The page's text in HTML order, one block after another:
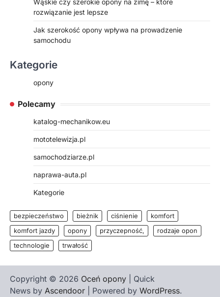
Wąskie czy szerokie opony na zimę – które
rozwiązanie jest lepsze
Jak szerokość opony wpływa na prowadzenie
samochodu
Kategorie
opony
Polecamy
katalog-mechanikow.eu
mototelewizja.pl
samochodziarze.pl
naprawa-auta.pl
Kategorie
bezpieczeństwo bieżnik ciśnienie
komfort
komfort jazdy
opony przyczepność,
rodzaje opon
technologie
trwałość
Copyright © 2026 Oceń opony | Quick
News by Ascendoor | Powered by WordPress.